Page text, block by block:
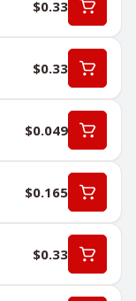
$0.33
$0.33
$0.049
$0.165
$0.33